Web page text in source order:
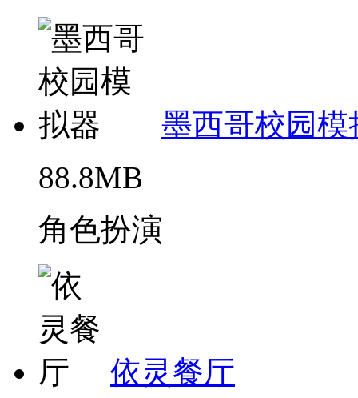
墨西哥校园模
88.8MB
角色扮演
依灵餐厅